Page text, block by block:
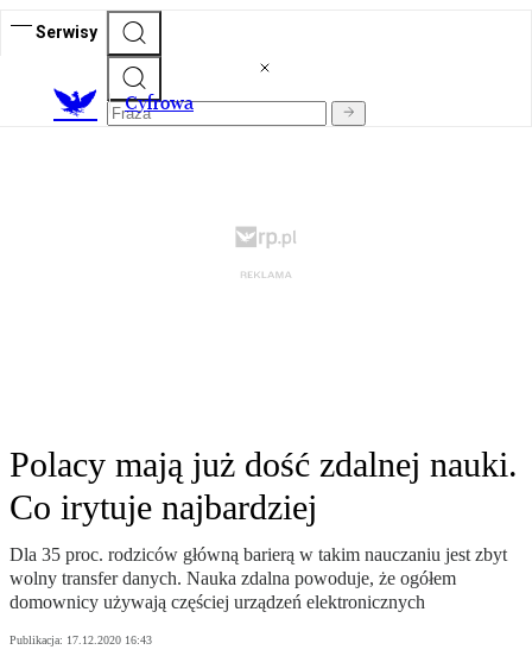
Serwisy
Cyfrowa
Polacy mają już dość zdalnej nauki.
Co irytuje najbardziej
Dla 35 proc. rodziców główną barierą w takim nauczaniu jest zbyt
wolny transfer danych. Nauka zdalna powoduje, że ogółem
domownicy używają częściej urządzeń elektronicznych
Publikacja: 17.12.2020 16:43